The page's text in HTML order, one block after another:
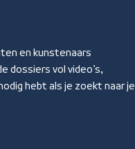
en kunstenaars
dossiers vol video’s,
hebt als je zoekt naar je